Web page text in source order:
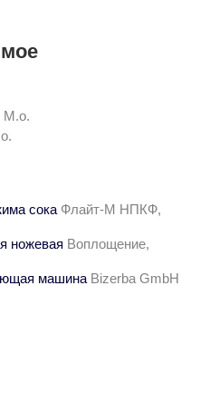
М.о.
сока Флайт-М НПКФ,
ножевая Воплощение,
машина Bizerba GmbH